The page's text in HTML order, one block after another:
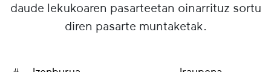
daude lekukoaren pasarteetan oinarrituz sortu
diren pasarte muntaketak.